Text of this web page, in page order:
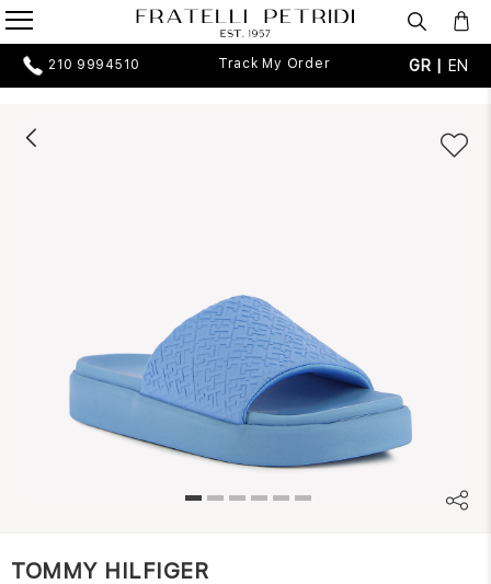
210 9994510 Track My Order GR | EN
TOMMY HILFIGER